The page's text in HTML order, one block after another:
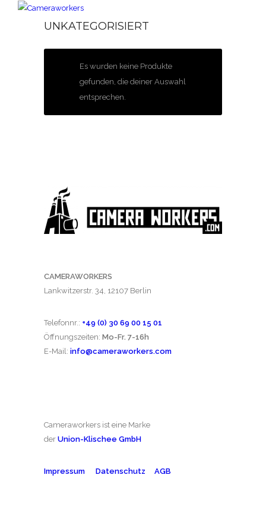
UNKATEGORISIERT
Es wurden keine Produkte
gefunden, die deiner Auswahl
entsprechen.
CAMERAWORKERS
Lankwitzerstr. 34, 12107 Berlin
Telefonnr.: +49 (0) 30 69 00 15 01
Öffnungszeiten: Mo-Fr. 7-16h
E-Mail: info@cameraworkers.com
Cameraworkers ist eine Marke
der Union-Klischee GmbH
Impressum Datenschutz AGB